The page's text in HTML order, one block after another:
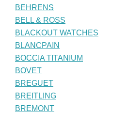
BEHRENS
BELL & ROSS
BLACKOUT WATCHES
BLANCPAIN
BOCCIA TITANIUM
BOVET
BREGUET
BREITLING
BREMONT